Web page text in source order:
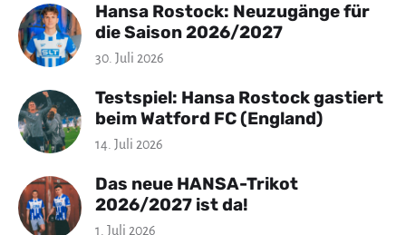
Hansa Rostock: Neuzugänge für
die Saison 2026/2027
30. Juli 2026
Testspiel: Hansa Rostock gastiert
beim Watford FC (England)
14. Juli 2026
Das neue HANSA-Trikot
2026/2027 ist da!
1. Juli 2026